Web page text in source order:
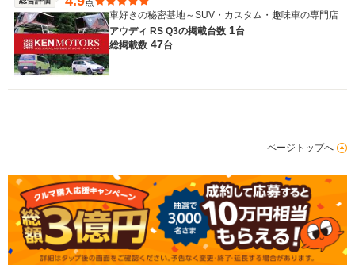
点
車好きの秘密基地～SUV・カスタム・趣味車の専門店
アウディ RS Q3の掲載台数 1台
総掲載数 47台
ページトップへ